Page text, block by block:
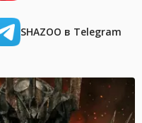
SHAZOO в Telegram